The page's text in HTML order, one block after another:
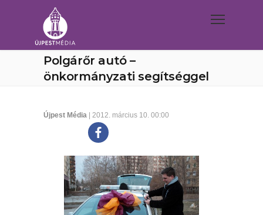
Polgárőr autó –
önkormányzati segítséggel
Újpest Média | 2012. március 10. 00:00